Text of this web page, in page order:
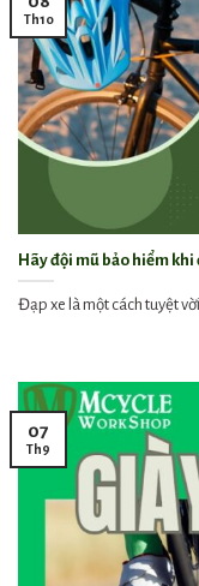
Hãy đội mũ bảo hiểm
Đạp xe là một cách tuyệt
Th10
07
Th9